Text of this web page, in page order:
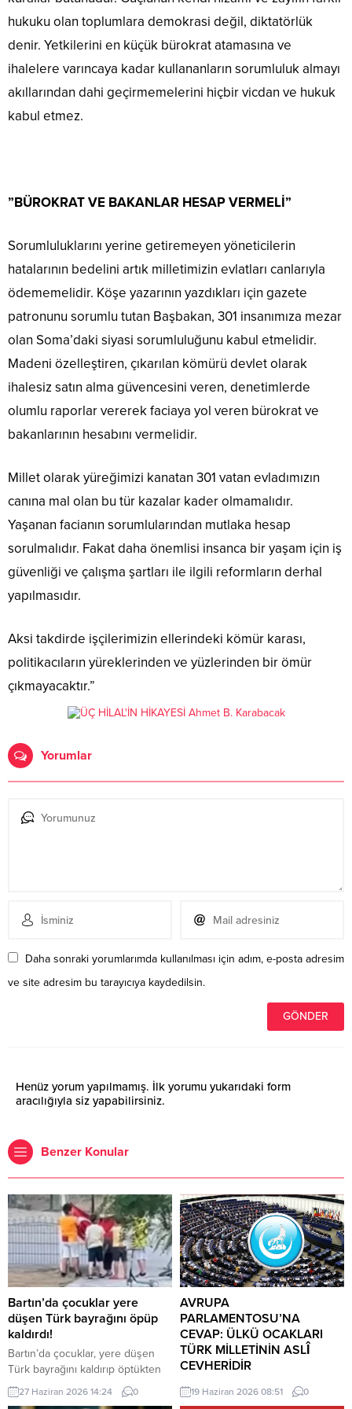
hukuku olan toplumlara demokrasi değil, diktatörlük
denir. Yetkilerini en küçük bürokrat atamasına ve
ihalelere varıncaya kadar kullananların sorumluluk almayı
akıllarından dahi geçirmemelerini hiçbir vicdan ve hukuk
kabul etmez.
”BÜROKRAT VE BAKANLAR HESAP VERMELİ”
Sorumluluklarını yerine getiremeyen yöneticilerin
hatalarının bedelini artık milletimizin evlatları canlarıyla
ödememelidir. Köşe yazarının yazdıkları için gazete
patronunu sorumlu tutan Başbakan, 301 insanımıza mezar
olan Soma’daki siyasi sorumluluğunu kabul etmelidir.
Madeni özelleştiren, çıkarılan kömürü devlet olarak
ihalesiz satın alma güvencesini veren, denetimlerde
olumlu raporlar vererek faciaya yol veren bürokrat ve
bakanlarının hesabını vermelidir.
Millet olarak yüreğimizi kanatan 301 vatan evladımızın
canına mal olan bu tür kazalar kader olmamalıdır.
Yaşanan facianın sorumlularından mutlaka hesap
sorulmalıdır. Fakat daha önemlisi insanca bir yaşam için iş
güvenliği ve çalışma şartları ile ilgili reformların derhal
yapılmasıdır.
Aksi takdirde işçilerimizin ellerindeki kömür karası,
politikacıların yüreklerinden ve yüzlerinden bir ömür
çıkmayacaktır.”
Yorumlar
Daha sonraki yorumlarımda kullanılması için adım, e-posta adresim
ve site adresim bu tarayıcıya kaydedilsin.
Henüz yorum yapılmamış. İlk yorumu yukarıdaki form
aracılığıyla siz yapabilirsiniz.
Benzer Konular
Bartın’da çocuklar yere
düşen Türk bayrağını öpüp
kaldırdı!
Bartın’da çocuklar, yere düşen
Türk bayrağını kaldırıp öptükten
sonra gelen itfaiye ekiplerinin de
yardımıyla göndere çekti. O anlar
27 Haziran 2026 14:24 0
AVRUPA
PARLAMENTOSU’NA
CEVAP: ÜLKÜ OCAKLARI
TÜRK MİLLETİNİN ASLÎ
CEVHERİDİR
MHP milletvekili Prof. Dr. İlyas
Topsakal AB parlamentosuna
19 Haziran 2026 08:51 0